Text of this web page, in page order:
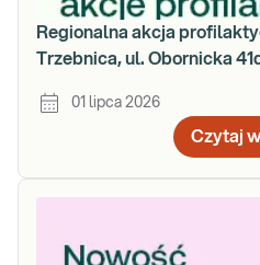
Regionalna akcja
Trzebnica, ul. Obornicka 41d
01 lipca 2026
Czytaj